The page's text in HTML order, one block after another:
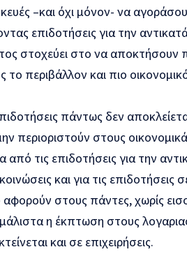
–και όχι μόνον- να
επιδοτήσεις για την
στοχεύει στο να αποκτήσουν
το περιβάλλον και πιο
πάντως δεν
περιοριστούν στους
από τις επιδοτήσεις για την
και για τις
στους πάντες, χωρίς
η έκπτωση στους
και σε επιχειρήσεις.